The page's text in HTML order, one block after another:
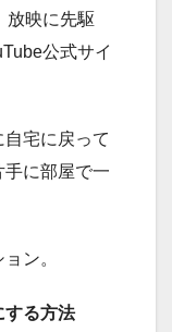
放映に先駆
公式サイ
宅に戻って
手に部屋で一
ン。
る方法